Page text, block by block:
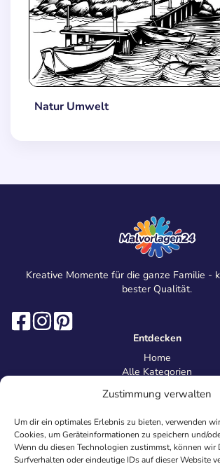
Zustimmung verwalten
Um dir ein optimales Erlebnis zu bieten, verwenden
Cookies, um Geräteinformationen zu speichern und/
Wenn du diesen Technologien zustimmst, können wir
Surfverhalten oder eindeutige IDs auf dieser Website
Natur Umwelt
Kreative Momente für die ganze Familie -
bester Qualität.
Entdecken
Home
Alle Kategorien
Information
Über uns
Kontakt
Inhaltsrichtlinien